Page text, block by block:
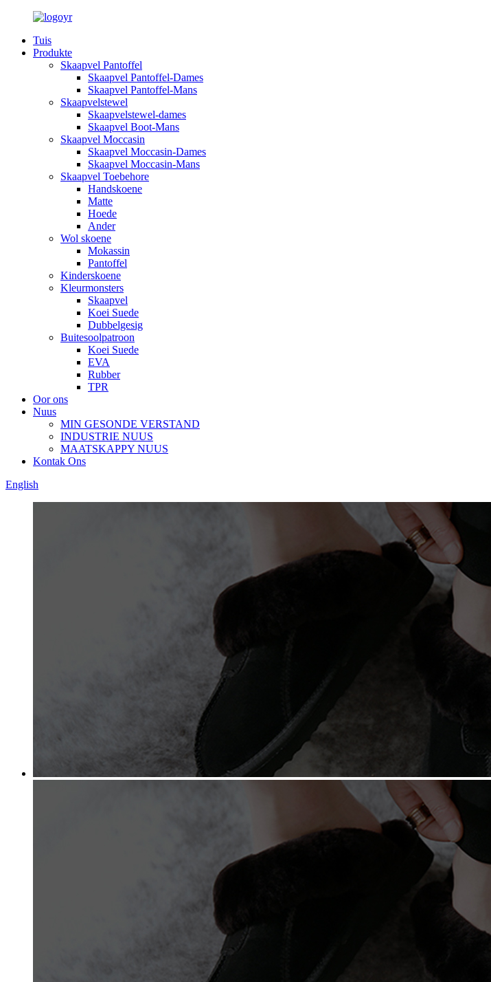
Tuis
Produkte
Skaapvel Pantoffel
Skaapvel Pantoffel-Dames
Skaapvel Pantoffel-Mans
Skaapvelstewel
Skaapvelstewel-dames
Skaapvel Boot-Mans
Skaapvel Moccasin
Skaapvel Moccasin-Dames
Skaapvel Moccasin-Mans
Skaapvel Toebehore
Handskoene
Matte
Hoede
Ander
Wol skoene
Mokassin
Pantoffel
Kinderskoene
Kleurmonsters
Skaapvel
Koei Suede
Dubbelgesig
Buitesoolpatroon
Koei Suede
EVA
Rubber
TPR
Oor ons
Nuus
MIN GESONDE VERSTAND
INDUSTRIE NUUS
MAATSKAPPY NUUS
Kontak Ons
English